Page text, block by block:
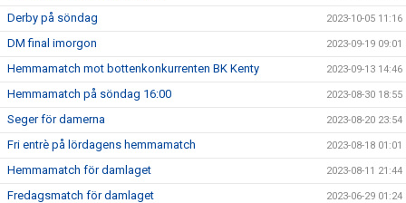
Derby på söndag 2023-10-05 11:16
DM final imorgon 2023-09-19 09:01
Hemmamatch mot bottenkonkurrenten BK Kenty 2023-09-13 14:46
Hemmamatch på söndag 16:00 2023-08-30 18:55
Seger för damerna 2023-08-20 23:54
Fri entrè på lördagens hemmamatch 2023-08-18 01:01
Hemmamatch för damlaget 2023-08-11 21:44
Fredagsmatch för damlaget 2023-06-29 01:24